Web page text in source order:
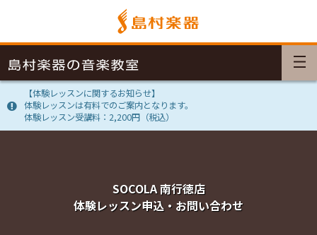
【体験レッスンに関するお知らせ】
体験レッスンは有料でのご案内となります。
体験レッスン受講料：2,200円（税込）
SOCOLA 南行徳店
体験レッスン申込・お問い合わせ